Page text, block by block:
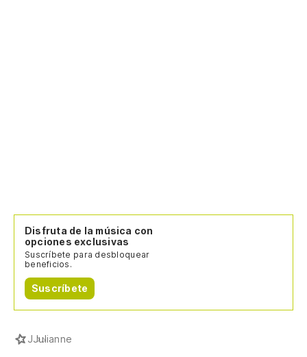
Disfruta de la música con
opciones exclusivas
Suscríbete para desbloquear
beneficios.
Suscríbete
JJulianne